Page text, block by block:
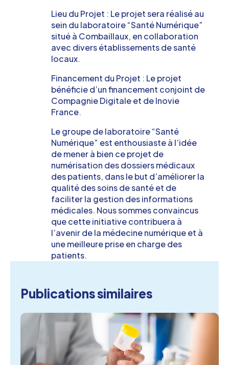
Lieu du Projet : Le projet sera réalisé au
sein du laboratoire “Santé Numérique”
situé à Combaillaux, en collaboration
avec divers établissements de santé
locaux.
Financement du Projet : Le projet
bénéficie d’un financement conjoint de
Compagnie Digitale et de Inovie
France.
Le groupe de laboratoire “Santé
Numérique” est enthousiaste à l’idée
de mener à bien ce projet de
numérisation des dossiers médicaux
des patients, dans le but d’améliorer la
qualité des soins de santé et de
faciliter la gestion des informations
médicales. Nous sommes convaincus
que cette initiative contribuera à
l’avenir de la médecine numérique et à
une meilleure prise en charge des
patients.
Publications similaires